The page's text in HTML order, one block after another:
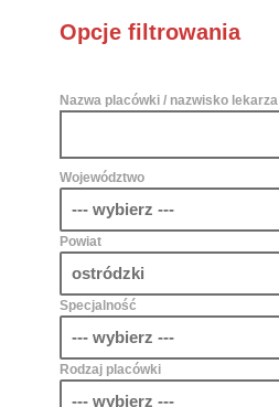
Opcje filtrowania
Nazwa placówki / nazwisko lekarza
Województwo
Powiat
Specjalność
Rodzaj placówki